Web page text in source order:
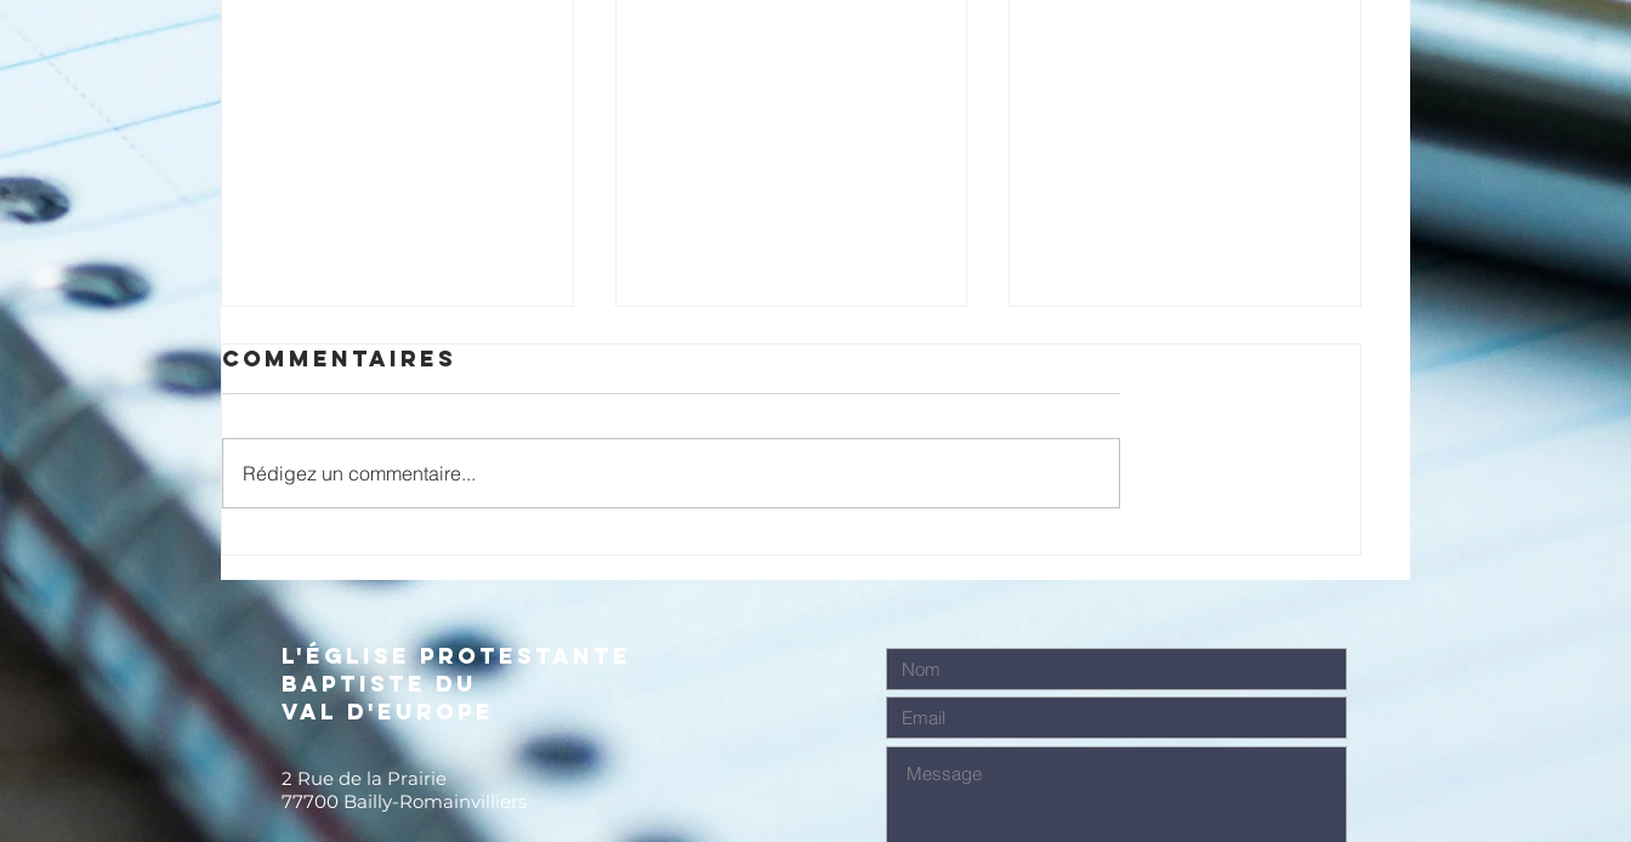
être un
témoignage
visible dans la
communauté
locale (3/4)
accueillir
rassembler
Commentaires
Rédigez un commentaire...
L'église protestante
baptiste dU
val d'europe
2 Rue de la Prairie
77700 Bailly-Romainvilliers